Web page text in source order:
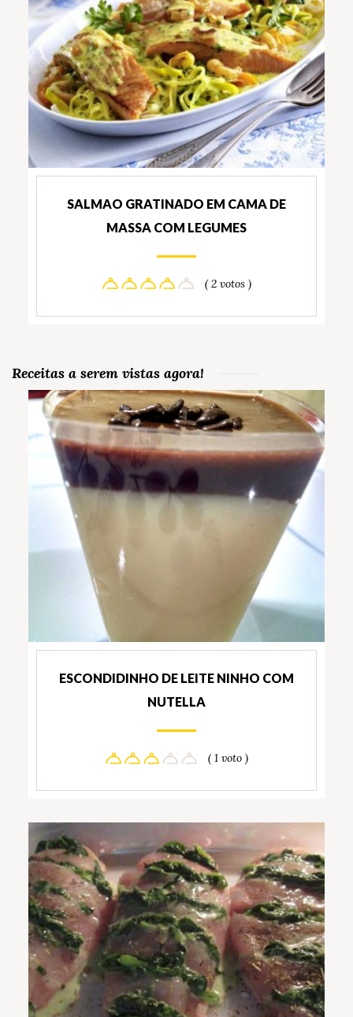
SALMAO GRATINADO EM CAMA DE
MASSA COM LEGUMES
( 2 votos )
Receitas a serem vistas agora!
ESCONDIDINHO DE LEITE NINHO COM
NUTELLA
( 1 voto )